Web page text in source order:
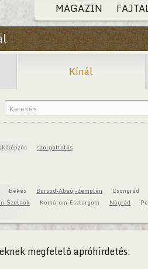
MAGAZIN
Kínál
szolgaltatás
Békés Borsod-Abaúj-Zemplén
Csongrád
Szolnok Komárom-Esztergom Nógrád
megfelelő apróhirdetés.